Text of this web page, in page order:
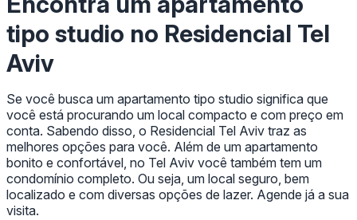
tipo studio no Residencial Tel
Aviv
Se você busca um apartamento tipo studio significa que
você está procurando um local compacto e com preço em
conta. Sabendo disso, o Residencial Tel Aviv traz as
melhores opções para você. Além de um apartamento
bonito e confortável, no Tel Aviv você também tem um
condomínio completo. Ou seja, um local seguro, bem
localizado e com diversas opções de lazer. Agende já a sua
visita.